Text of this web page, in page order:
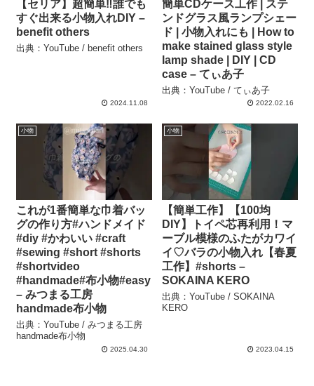
【セリア】超簡単‼︎誰でも
すぐ出来る小物入れDIY –
benefit others
出典：YouTube / benefit others
2024.11.08
簡単CDケース工作 | ステ
ンドグラス風ランプシェー
ド | 小物入れにも | How to
make stained glass style
lamp shade | DIY | CD
case – てぃあ子
出典：YouTube / てぃあ子
2022.02.16
小物
これが1番簡単な巾着バッ
グの作り方#ハンドメイド
#diy #かわいい #craft
#sewing #short #shorts
#shortvideo
#handmade#布小物#easy
– みつまる工房
handmade布小物
出典：YouTube / みつまる工房
handmade布小物
2025.04.30
小物
【簡単工作】【100均
DIY】トイペ芯再利用！マ
ーブル模様のふたがカワイ
イ♡バラの小物入れ【春夏
工作】#shorts –
SOKAINA KERO
出典：YouTube / SOKAINA
KERO
2023.04.15